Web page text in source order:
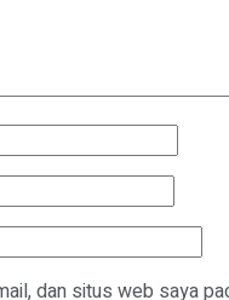
dan situs web saya